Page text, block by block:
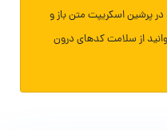
پرشین اسکریپت متن باز و
از سلامت کدهای درون